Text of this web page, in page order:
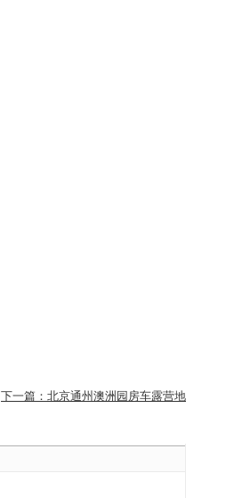
下一篇：北京通州澳洲园房车露营地